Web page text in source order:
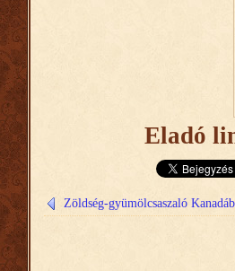
Eladó
Zöldség-gyümölcsaszaló